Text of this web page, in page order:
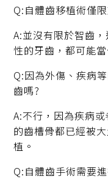
Q:自體齒移植術僅
A:並沒有限於智齒
性的牙齒，都可能
Q:因為外傷、疾病
齒嗎?
A:不行，因為疾病
的齒槽骨都已經被
植。
Q:自體齒手術需要